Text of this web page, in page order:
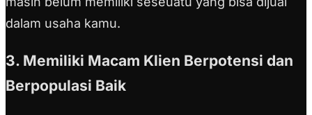
dalam usaha kamu.
3. Memiliki Macam Klien Berpotensi dan
Berpopulasi Baik